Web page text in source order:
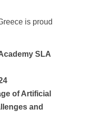
is proud
SLA
of Artificial
and